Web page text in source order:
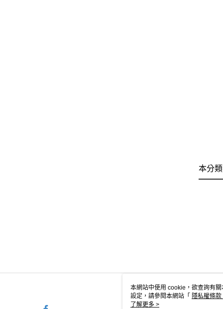
本分
本網站中使用 cookie，欲查詢有
設定，請參閱本網站「 隱私權條款
使用 cookie。
了解更多 >